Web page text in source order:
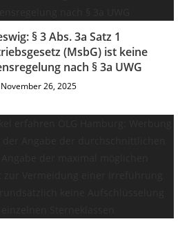
§ 3 Abs. 3a Satz 1
(MsbG) ist keine
nach § 3a UWG
November 26, 2025